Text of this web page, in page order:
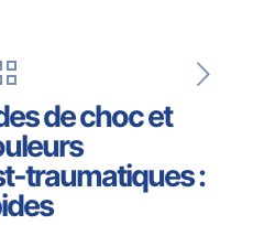
de choc et
traumatiques :